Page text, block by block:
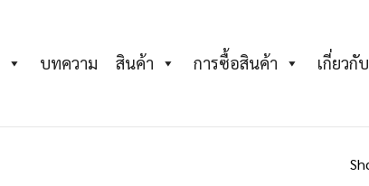
บทความ สินค้า การซื้อสินค้า เกี่ยวกั